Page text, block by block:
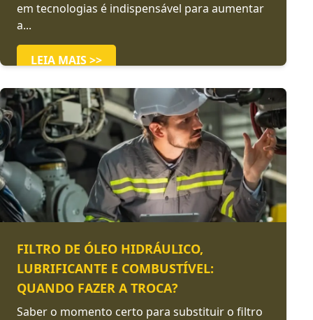
em tecnologias é indispensável para aumentar
a...
LEIA MAIS >>
FILTRO DE ÓLEO HIDRÁULICO,
LUBRIFICANTE E COMBUSTÍVEL:
QUANDO FAZER A TROCA?
Saber o momento certo para substituir o filtro